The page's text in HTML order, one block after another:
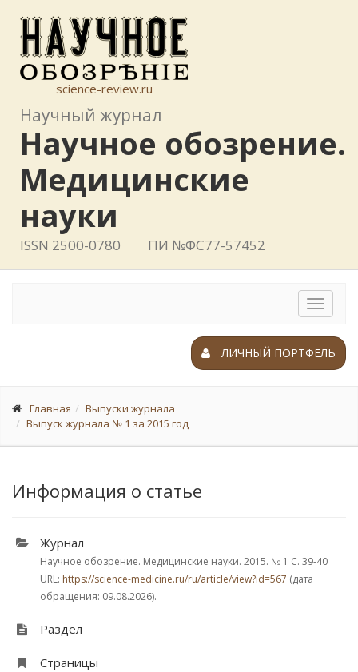
science-review.ru
Научный журнал
Научное обозрение.
Медицинские
науки
ISSN 2500-0780 ПИ №ФС77-57452
Toggle
ЛИЧНЫЙ ПОРТФЕЛЬ
Главная
Выпуски журнала
Выпуск журнала № 1 за 2015 год
Информация о статье
Журнал
Научное обозрение. Медицинские науки. 2015. № 1 С. 39-40
URL: https://science-medicine.ru/ru/article/view?id=567 (дата
обращения: 09.08.2026).
Раздел
Страницы